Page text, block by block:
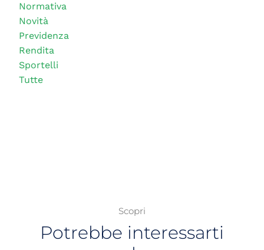
Normativa
Novità
Previdenza
Rendita
Sportelli
Tutte
Scopri
Potrebbe interessarti